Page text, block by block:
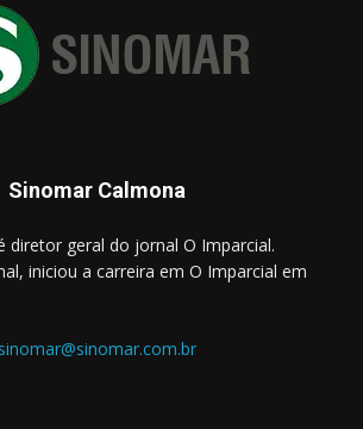
Sinomar Calmona
diretor geral do jornal O Imparcial.
iniciou a carreira em O Imparcial em
sinomar@sinomar.com.br